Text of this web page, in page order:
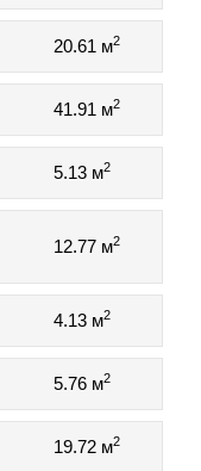
20.61 м2
41.91 м2
5.13 м2
12.77 м2
4.13 м2
5.76 м2
19.72 м2